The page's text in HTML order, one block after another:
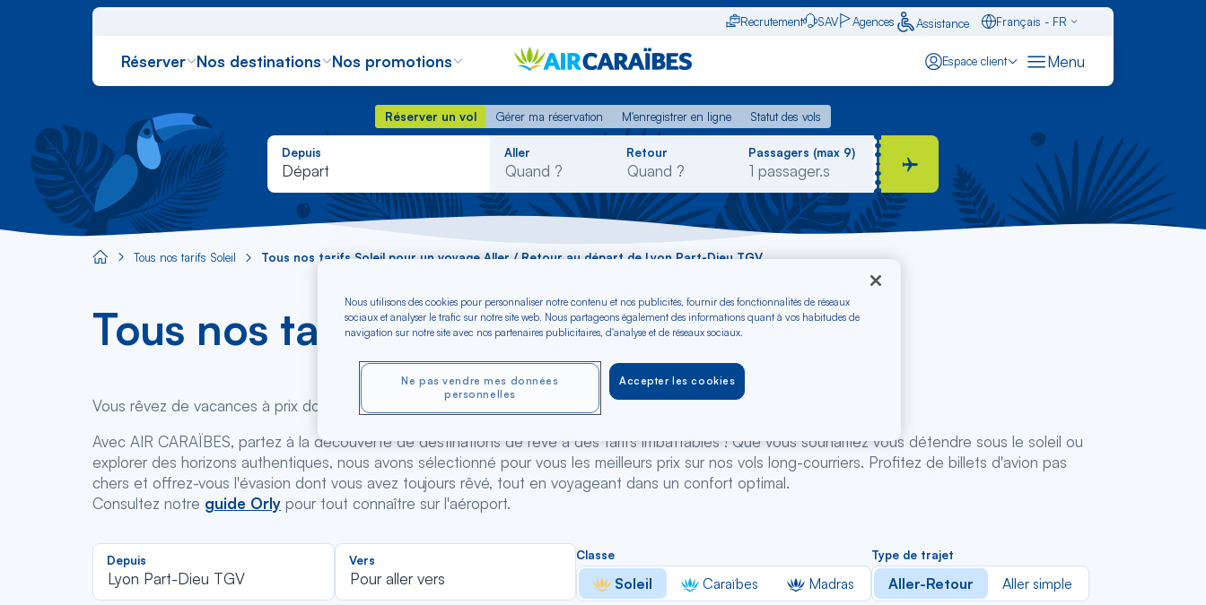
Recrutement SAV Agences Assistance
Français - FR
Réserver Nos destinations Nos promotions Espace client Menu
Réserver un vol Gérer ma réservation M'enregistrer en ligne
Statut des vols
Réserver un vol
Gérer ma réservation M'enregistrer en ligne Statut des vols
Depuis
Départ
Rechercher
dans
liste
Aller Retour Passagers (max 9)
Aircaraibes.comTous nos tarifs Soleil Tous nos tarifs Soleil pour un voyage Aller / Retour au départ de Lyon Part-Dieu TGV
Tous nos tarifs
Vous rêvez de vacances à prix doux ?
Avec AIR CARAÏBES, partez à la découverte de destinations de rêve à des tarifs imbattables ! Que vous souhaitiez vous détendre sous le soleil ou
explorer des horizons authentiques, nous avons sélectionné pour vous les meilleurs prix sur nos vols long-courriers. Profitez de billets d'avion pas
chers et offrez-vous l'évasion dont vous avez toujours rêvé, tout en voyageant dans un confort optimal.
Consultez notre guide Orly pour tout connaître sur l'aéroport.
Depuis
Lyon Part-Dieu TGV
Rechercher
dans
la
Vers
Pour aller vers
Rechercher
dans
la
Classe
Soleil Caraïbes Madras
Type de trajet
Aller-Retour Aller simple
Nous utilisons des cookies pour personnaliser notre contenu et nos publicités, fournir des fonctionnalités de réseaux
sociaux et analyser le trafic sur notre site web. Nous partageons également des informations quant à vos habitudes de
navigation sur notre site avec nos partenaires publicitaires, d'analyse et de réseaux sociaux.
Accepter les cookies
Ne pas vendre mes données
personnelles